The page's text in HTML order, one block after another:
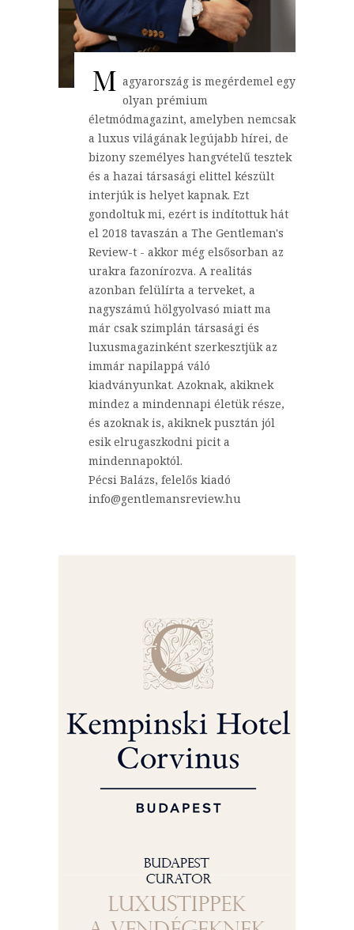
M agyarország is megérdemel egy
olyan prémium
életmódmagazint, amelyben nemcsak
a luxus világának legújabb hírei, de
bizony személyes hangvételű tesztek
és a hazai társasági elittel készült
interjúk is helyet kapnak. Ezt
gondoltuk mi, ezért is indítottuk hát
el 2018 tavaszán a The Gentleman's
Review-t - akkor még elsősorban az
urakra fazonírozva. A realitás
azonban felülírta a terveket, a
nagyszámú hölgyolvasó miatt ma
már csak szimplán társasági és
luxusmagazinként szerkesztjük az
immár napilappá váló
kiadványunkat. Azoknak, akiknek
mindez a mindennapi életük része,
és azoknak is, akiknek pusztán jól
esik elrugaszkodni picit a
mindennapoktól.
Pécsi Balázs, felelős kiadó
info@gentlemansreview.hu